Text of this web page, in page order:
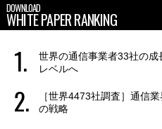
DOWNLOAD
WHITE PAPER RANKING
世界の通信事業者33社の
レベルへ
［世界4473社調査］通信
の戦略